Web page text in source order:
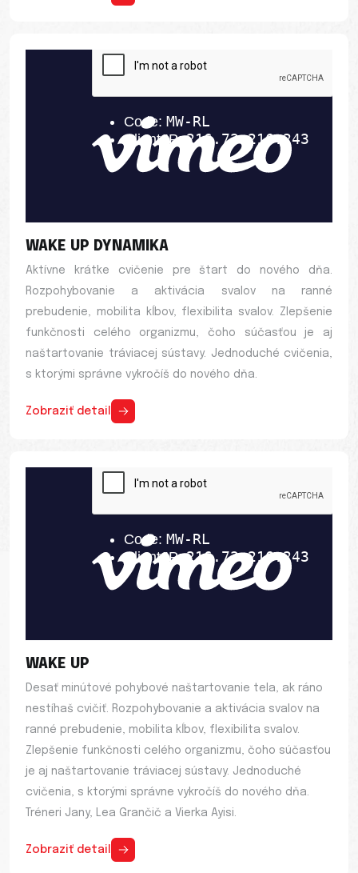
WAKE UP DYNAMIKA
Aktívne krátke cvičenie pre štart do nového dňa.
Rozpohybovanie a aktivácia svalov na ranné
prebudenie, mobilita kĺbov, flexibilita svalov. Zlepšenie
funkčnosti celého organizmu, čoho súčasťou je aj
naštartovanie tráviacej sústavy. Jednoduché cvičenia,
s ktorými správne vykročíš do nového dňa.
Zobraziť detail
WAKE UP
Desať minútové pohybové naštartovanie tela, ak ráno
nestíhaš cvičiť. Rozpohybovanie a aktivácia svalov na
ranné prebudenie, mobilita kĺbov, flexibilita svalov.
Zlepšenie funkčnosti celého organizmu, čoho súčasťou
je aj naštartovanie tráviacej sústavy. Jednoduché
cvičenia, s ktorými správne vykročíš do nového dňa.
Tréneri Jany, Lea Grančič a Vierka Ayisi.
Zobraziť detail